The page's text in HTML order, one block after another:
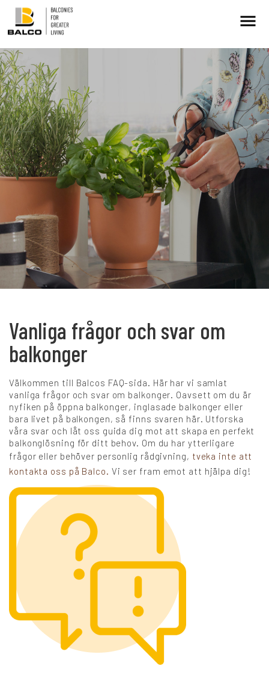
Kontakt/Service Intresseanmälan
Balkongrenovering
+
Hållbarhet
Referenser
Nyheter
Språk:
SV DK NO FI DE
NL UK CH PL
Vanliga frågor och svar om
balkonger
Välkommen till Balcos FAQ-sida. Här har vi samlat
vanliga frågor och svar om balkonger. Oavsett om du är
nyfiken på öppna balkonger, inglasade balkonger eller
bara livet på balkongen, så finns svaren här. Utforska
våra svar och låt oss guida dig mot att skapa en perfekt
balkonglösning för ditt behov. Om du har ytterligare
frågor eller behöver personlig rådgivning, tveka inte att
kontakta oss på Balco. Vi ser fram emot att hjälpa dig!